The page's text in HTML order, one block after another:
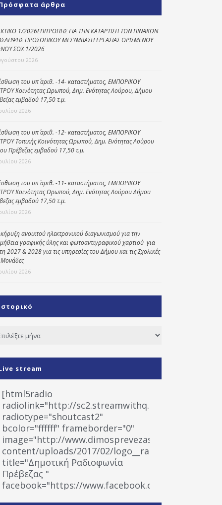
Kοινωνικό
φαρμακείο
“Βοήθεια στο σπίτι”
Κέντρο Ημερήσιας
Φροντίδας
άρθρα
1/2026ΕΠΙΤΡΟΠΗΣ ΓΙΑ ΤΗΝ ΚΑΤΑΡΤΙΣΗ ΤΩΝ ΠΙΝΑΚΩΝ
ΠΡΟΣΩΠΙΚΟΥ ΜΕΣΥΜΒΑΣΗ ΕΡΓΑΣΙΑΣ ΟΡΙΣΜΕΝΟΥ
ΣΟΧ 1/2026
2026
του υπ΄ αριθ. -14- καταστήματος, ΕΜΠΟΡΙΚΟΥ
Κοινότητας Ωρωπού, Δημ. Ενότητας Λούρου, Δήμου
εμβαδού 17,50 τ.μ.
2026
του υπ΄ αριθ. -12- καταστήματος, ΕΜΠΟΡΙΚΟΥ
Τοπικής Κοινότητας Ωρωπού, Δημ. Ενότητας Λούρου
Πρέβεζας εμβαδού 17,50 τ.μ.
2026
του υπ΄ αριθ. -11- καταστήματος, ΕΜΠΟΡΙΚΟΥ
Κοινότητας Ωρωπού, Δημ. Ενότητας Λούρου Δήμου
εμβαδού 17,50 τ.μ.
2026
ανοικτού ηλεκτρονικού διαγωνισμού για την
γραφικής ύλης και φωτοαντιγραφικού χαρτιού για
2027 & 2028 για τις υπηρεσίες του Δήμου και τις Σχολικές
2026
stream
[html5radio
radiolink="http://sc2.streamwithq.com:8028/
radiotype="shoutcast2"
bcolor="ffffff" frameborder="0"
image="http://www.dimosprevezas.gr/wp-
content/uploads/2017/02/logo__radiofonias.jpg"
title="Δημοτική Ραδιοφωνία
Πρέβεζας "
facebook="https://www.facebook.com/